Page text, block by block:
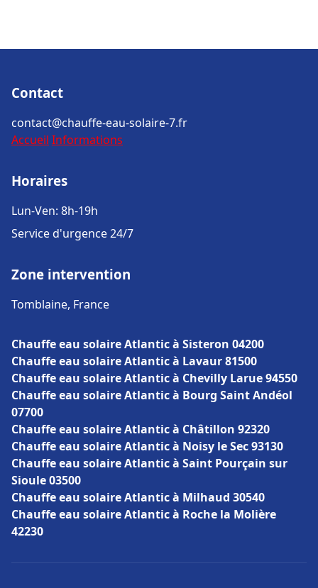
Contact
contact@chauffe-eau-solaire-7.fr
Accueil Informations
Horaires
Lun-Ven: 8h-19h
Service d'urgence 24/7
Zone intervention
Tomblaine, France
Chauffe eau solaire Atlantic à Sisteron 04200
Chauffe eau solaire Atlantic à Lavaur 81500
Chauffe eau solaire Atlantic à Chevilly Larue 94550
Chauffe eau solaire Atlantic à Bourg Saint Andéol
07700
Chauffe eau solaire Atlantic à Châtillon 92320
Chauffe eau solaire Atlantic à Noisy le Sec 93130
Chauffe eau solaire Atlantic à Saint Pourçain sur
Sioule 03500
Chauffe eau solaire Atlantic à Milhaud 30540
Chauffe eau solaire Atlantic à Roche la Molière
42230